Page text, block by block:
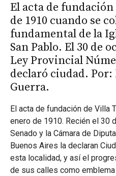
El acta de
de 1910 cuando se
fundamental de la
San Pablo. El 30 de
Ley Provincial
declaró ciudad. Por:
Guerra.
El acta de fundación de Villa
enero de 1910. Recién el 30
Senado y la Cámara de
Buenos Aires la declaran
esta localidad, y así el
de sus calles como